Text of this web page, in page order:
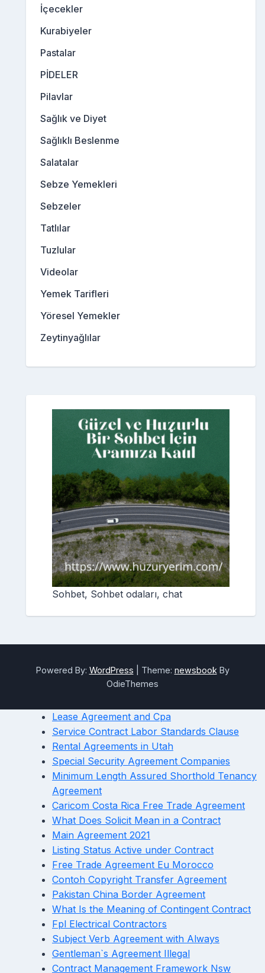
İçecekler
Kurabiyeler
Pastalar
PİDELER
Pilavlar
Sağlık ve Diyet
Sağlıklı Beslenme
Salatalar
Sebze Yemekleri
Sebzeler
Tatlılar
Tuzlular
Videolar
Yemek Tarifleri
Yöresel Yemekler
Zeytinyağlılar
Sohbet, Sohbet odaları, chat
Powered By: WordPress Theme: newsbook By
OdieThemes
Lease Agreement and Cpa
Service Contract Labor Standards Clause
Rental Agreements in Utah
Special Security Agreement Companies
Minimum Length Assured Shorthold Tenancy
Agreement
Caricom Costa Rica Free Trade Agreement
What Does Solicit Mean in a Contract
Main Agreement 2021
Listing Status Active under Contract
Free Trade Agreement Eu Morocco
Contoh Copyright Transfer Agreement
Pakistan China Border Agreement
What Is the Meaning of Contingent Contract
Fpl Electrical Contractors
Subject Verb Agreement with Always
Gentleman`s Agreement Illegal
Contract Management Framework Nsw